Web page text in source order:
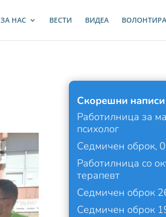
ЗА НАС ВЕСТИ ВИДЕА
Скорешни написи
Работилница за
психолог
Седмичен оброк,
Работилница со
терапевт
Седмичен оброк
Седмичен оброк